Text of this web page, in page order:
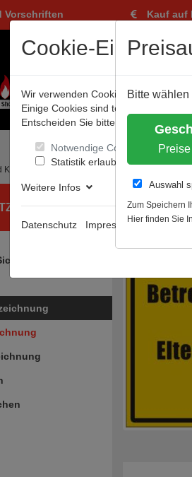
Vorschriften Kauf auf
Kennzeichnung
UND MEHR
Cookie-
Wir verwenden Cookies, um Ihnen
Einige Cookies sind technisch
Entscheiden Sie bitte selbst, welche
Notwendige Cookies erlauben
Statistik erlauben
Weitere Infos
Datenschutz Impressum
Bitte
Auswahl
Zum Speichern
Hier finden Sie